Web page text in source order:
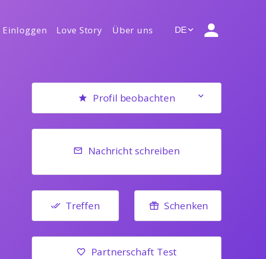
Einloggen Love Story Über uns DE
Profil beobachten
Nachricht schreiben
Treffen Schenken
Partnerschaft Test